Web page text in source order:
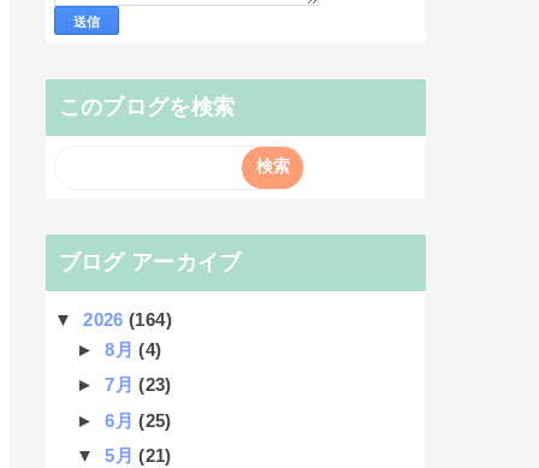
このブログを検索
ブログ アーカイブ
▼2026(164)
►8月(4)
►7月(23)
►6月(25)
▼5月(21)